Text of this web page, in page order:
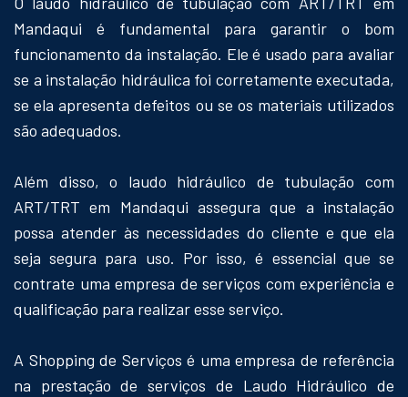
Mandaqui é fundamental para garantir o bom
funcionamento da instalação. Ele é usado para avaliar
se a instalação hidráulica foi corretamente executada,
se ela apresenta defeitos ou se os materiais utilizados
são adequados.
Além disso, o laudo hidráulico de tubulação com
ART/TRT em Mandaqui assegura que a instalação
possa atender às necessidades do cliente e que ela
seja segura para uso. Por isso, é essencial que se
contrate uma empresa de serviços com experiência e
qualificação para realizar esse serviço.
A Shopping de Serviços é uma empresa de referência
na prestação de serviços de Laudo Hidráulico de